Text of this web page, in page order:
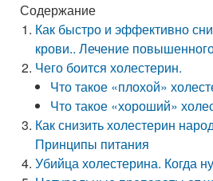
Содержание
Как быстро и эффективно
крови.. Лечение
Чего боится холестерин.
Что такое «плохой»
Что такое «хороший»
Как снизить холестерин
Принципы питания
Убийца холестерина. Когда